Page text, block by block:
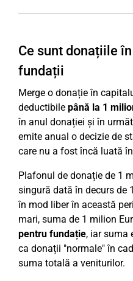
Ce sunt donațiile
fundații
Merge o donație în
deductibile până la 1
în anul donației și în
emite anual o decizie de
care nu a fost încă luată
Plafonul de donație de 1
singură dată în decurs de
în mod liber în această
mari, suma de 1 milion
pentru fundație, iar suma
ca donații "normale" în
suma totală a veniturilor.